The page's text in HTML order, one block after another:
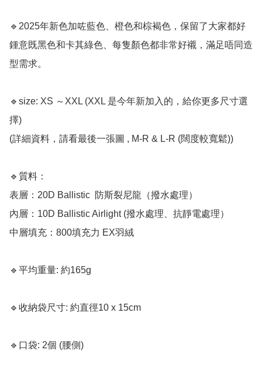
🔹2025年新色加咗藍色、橙色和棕褐色，保留了大家都好
鍾意既黑色和卡其綠色、每隻顏色都非常好襯，滿足唔同造
型需求。
🔹size: XS ～XXL (XXL 是今年新加入的，給你更多尺寸選
擇)
(詳細資料，請看最後一張圖 , M-R & L-R (闊度較寬鬆))
🔹質料：
表層：20D Ballistic  防斯裂尼龍（撥水處理）
內層：10D Ballistic Airlight (撥水處理、抗靜電處理）
中層填充：800填充力 EX羽絨
🔹平均重量: 約165g
🔹收納袋尺寸: 約直徑10 x 15cm
🔹口袋: 2個 (腰側)